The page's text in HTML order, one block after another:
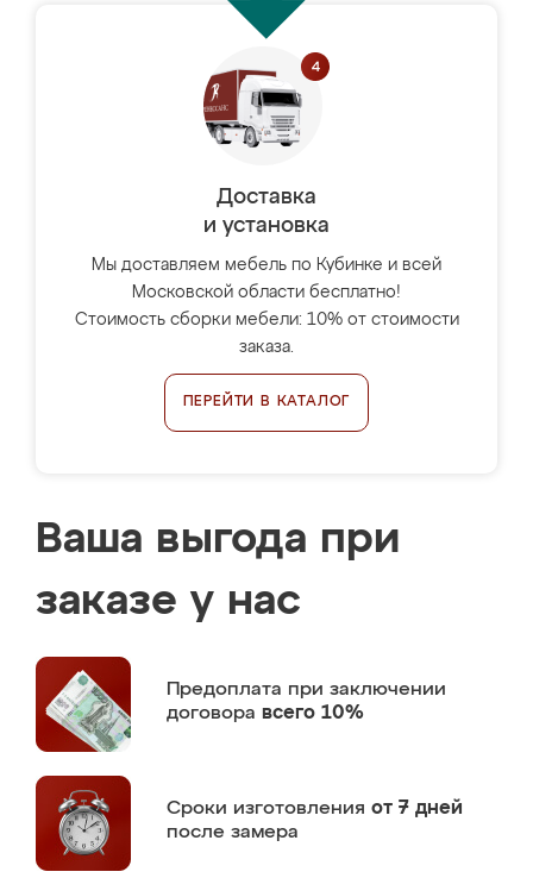
Доставка
и установка
Мы доставляем мебель по Кубинке и всей
Московской области бесплатно!
Стоимость сборки мебели: 10% от стоимости
заказа.
ПЕРЕЙТИ В КАТАЛОГ
Ваша выгода при
заказе у нас
Предоплата при заключении
договора всего 10%
Сроки изготовления от 7 дней
после замера